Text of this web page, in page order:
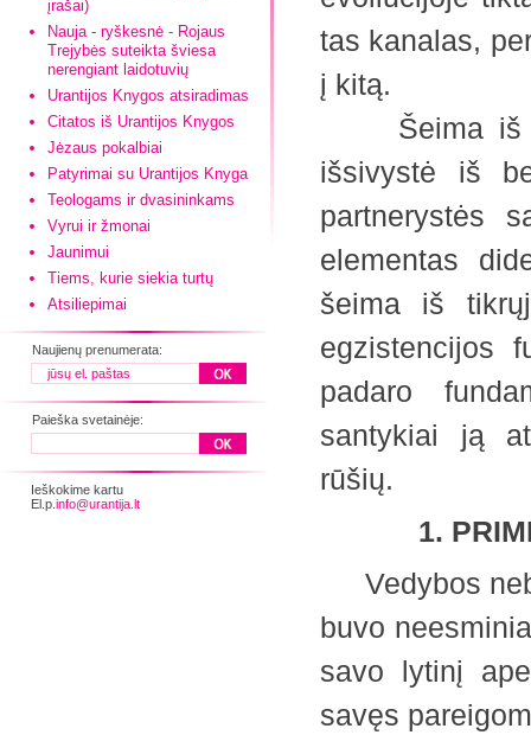
įrašai)
Nauja - ryškesnė - Rojaus
Trejybės suteikta šviesa
nerengiant laidotuvių
Urantijos Knygos atsiradimas
Citatos iš Urantijos Knygos
Jėzaus pokalbiai
Patyrimai su Urantijos Knyga
Teologams ir dvasininkams
Vyrui ir žmonai
Jaunimui
Tiems, kurie siekia turtų
Atsiliepimai
Naujienų prenumerata:
Paieška svetainėje:
Ieškokime kartu
El.p. info@urantija.lt
tas kanalas,
į kitą.
Šeima iš
išsivystė iš
partnerystės
elementas
šeima iš
egzistencijos
padaro
santykiai ją
rūšių.
1.
Vedybos
buvo
savo lytinį
savęs